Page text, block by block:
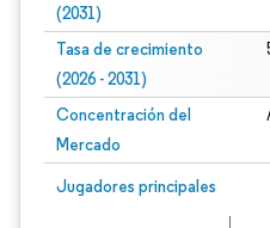
(2031)
Tasa de crecimiento
(2026 - 2031)
Concentración del
Mercado
Jugadores principales
Imagen © Mordor Intelligence. El